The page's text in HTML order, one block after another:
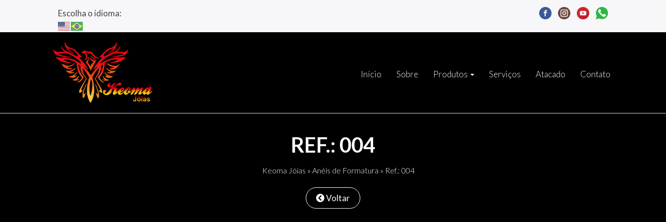
Escolha o idioma:
Início Sobre Produtos Serviços Atacado Contato
REF.: 004
Keoma Jóias » Anéis de Formatura » Ref.: 004
Voltar